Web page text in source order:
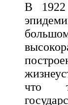
В 1922
что